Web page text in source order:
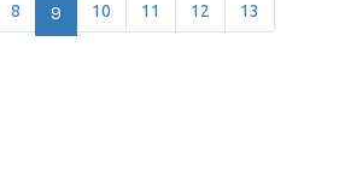
8 9 10 11 12 13